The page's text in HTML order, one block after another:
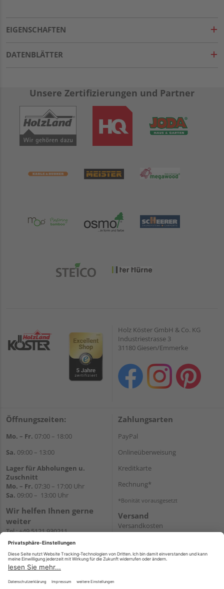
EIGENSCHAFTEN
DATENBLÄTTER
Unsere Zertifizierungen und Partner
Holz Köster GmbH & Co. KG
Industriestrasse 3
31180 Giesen/Emmerke
Öffnungszeiten:
Mo. – Fr. 07:00 – 18:00
Sa. 09:00 – 13:00
Lager für Abholungen u.
Zuschnitt
Mo. – Fr. 07:30 – 17:00 Uhr
Sa. 09:00 – 13:00 Uhr
Wir helfen Ihnen gerne
weiter
Tel.:+49 5121 930211
E-Mail:holzlandshop@holzland-
Newsletter
Zahlungsarten
PayPal
Onlineüberweisung
Kreditkarte
Rechnung*
*Bonität vorausgesetzt
Versand
Versandkosten